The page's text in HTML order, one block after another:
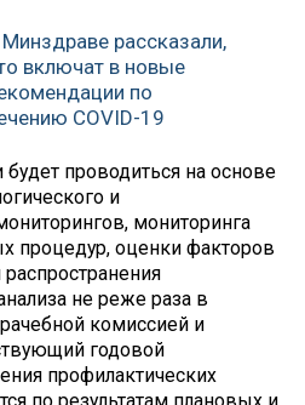
рассказали,
включат в новые
по
COVID-19
проводиться на основе
и
мониторинга
процедур, оценки факторов
не реже раза в
комиссией и
годовой
профилактических